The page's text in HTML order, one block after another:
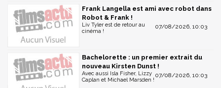
Frank Langella est ami avec robot dans
Robot & Frank !
07/08/2026, 10:03
Liv Tyler est de retour au
cinéma !
Bachelorette : un premier extrait du
nouveau Kirsten Dunst !
07/08/2026, 10:03
Avec aussi Isla Fisher, Lizzy
Caplan et Michael Marsden !